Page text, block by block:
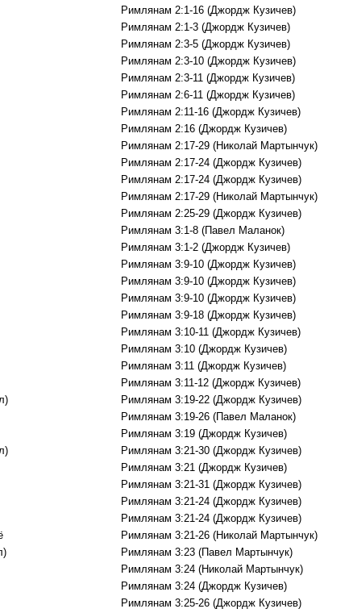
Римлянам 2:1-16 (Джордж Кузичев)
Римлянам 2:1-3 (Джордж Кузичев)
Римлянам 2:3-5 (Джордж Кузичев)
Римлянам 2:3-10 (Джордж Кузичев)
Римлянам 2:3-11 (Джордж Кузичев)
Римлянам 2:6-11 (Джордж Кузичев)
Римлянам 2:11-16 (Джордж Кузичев)
Римлянам 2:16 (Джордж Кузичев)
Римлянам 2:17-29 (Николай Мартынчук)
Римлянам 2:17-24 (Джордж Кузичев)
Римлянам 2:17-24 (Джордж Кузичев)
Римлянам 2:17-29 (Николай Мартынчук)
Римлянам 2:25-29 (Джордж Кузичев)
Римлянам 3:1-8 (Павел Маланок)
Римлянам 3:1-2 (Джордж Кузичев)
Римлянам 3:9-10 (Джордж Кузичев)
Римлянам 3:9-10 (Джордж Кузичев)
Римлянам 3:9-10 (Джордж Кузичев)
Римлянам 3:9-18 (Джордж Кузичев)
Римлянам 3:10-11 (Джордж Кузичев)
Римлянам 3:10 (Джордж Кузичев)
Римлянам 3:11 (Джордж Кузичев)
Римлянам 3:11-12 (Джордж Кузичев)
Римлянам 3:19-22 (Джордж Кузичев)
Римлянам 3:19-26 (Павел Маланок)
Римлянам 3:19 (Джордж Кузичев)
Римлянам 3:21-30 (Джордж Кузичев)
Римлянам 3:21 (Джордж Кузичев)
Римлянам 3:21-31 (Джордж Кузичев)
Римлянам 3:21-24 (Джордж Кузичев)
Римлянам 3:21-24 (Джордж Кузичев)
Римлянам 3:21-26 (Николай Мартынчук)
Римлянам 3:23 (Павел Мартынчук)
Римлянам 3:24 (Николай Мартынчук)
Римлянам 3:24 (Джордж Кузичев)
Римлянам 3:25-26 (Джордж Кузичев)